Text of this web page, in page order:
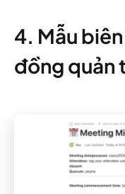
4. Mẫu
đồng quản